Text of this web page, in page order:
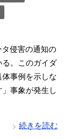
侵害の通知の
る。このガイダ
事例を示しな
事象が発生し
続きを読む